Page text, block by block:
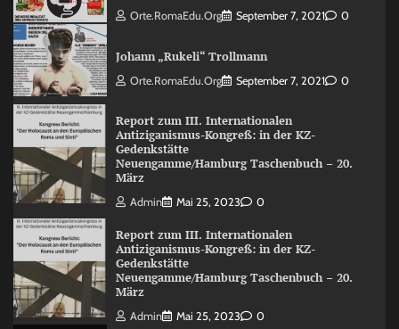
Orte.RomaEdu.org September 7, 2021 0
Johann „Rukeli“ Trollmann
Orte.RomaEdu.org September 7, 2021 0
Report zum III. Internationalen
Antiziganismus-Kongreß: in der KZ-
Gedenkstätte
Neuengamme/Hamburg Taschenbuch – 20.
März
Admin Mai 25, 2023 0
Report zum III. Internationalen
Antiziganismus-Kongreß: in der KZ-
Gedenkstätte
Neuengamme/Hamburg Taschenbuch – 20.
März
Admin Mai 25, 2023 0